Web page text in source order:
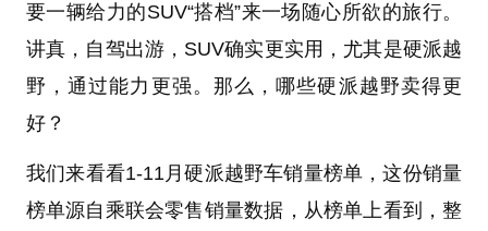
要一辆给力的SUV“搭档”来一场随心所欲的旅行。
讲真，自驾出游，SUV确实更实用，尤其是硬派越
野，通过能力更强。那么，哪些硬派越野卖得更
好？
我们来看看1-11月硬派越野车销量榜单，这份销量
榜单源自乘联会零售销量数据，从榜单上看到，整